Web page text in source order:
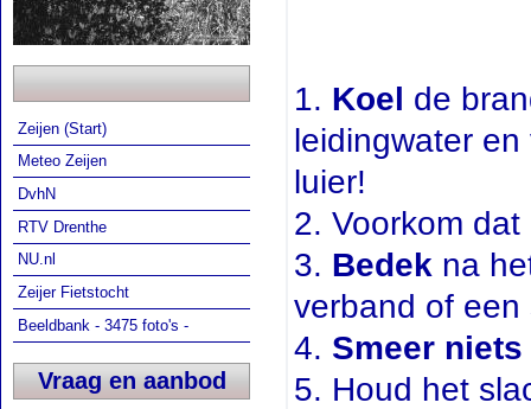
Zeijen (Start)
Meteo Zeijen
DvhN
RTV Drenthe
NU.nl
Zeijer Fietstocht
Beeldbank - 3475 foto's -
Vraag en aanbod
1. Koel de
leidingwater en
luier!
2. Voorkom
3. Bedek na
verband of
4. Smeer niets
5. Houd het